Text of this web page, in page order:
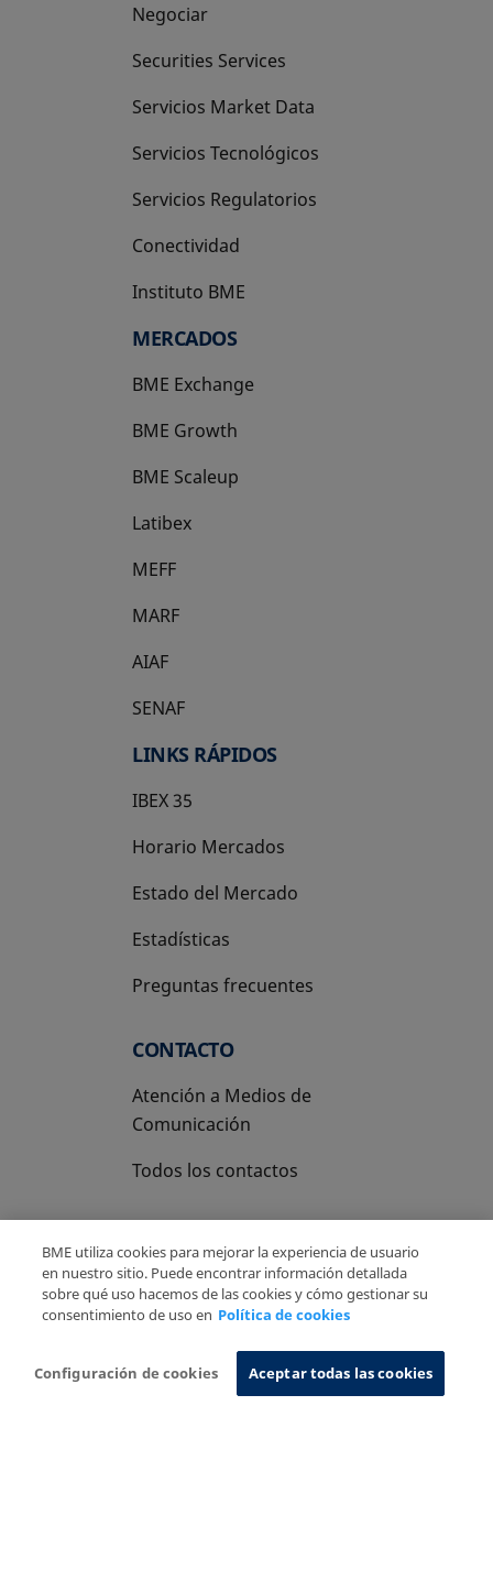
Negociar
Securities Services
Servicios Market Data
Servicios Tecnológicos
Servicios Regulatorios
Conectividad
Instituto BME
se abre en una pestaña nueva
MERCADOS
BME Exchange
BME Growth
se abre en una pestaña nueva
BME Scaleup
se abre en una pestaña nueva
Latibex
se abre en una pestaña nueva
MEFF
se abre en una pestaña nueva
MARF
AIAF
SENAF
LINKS RÁPIDOS
IBEX 35
Horario Mercados
Estado del Mercado
Estadísticas
Preguntas frecuentes
CONTACTO
Atención a Medios de
Comunicación
Todos los contactos
Copyright Ⓒ BME 2026
Aviso Legal
Sistema de Información
BME utiliza cookies para mejorar la experiencia de usuario
en nuestro sitio. Puede encontrar información detallada
sobre qué uso hacemos de las cookies y cómo gestionar su
consentimiento de uso en Política de cookies
Configuración de cookies Aceptar todas las cookies